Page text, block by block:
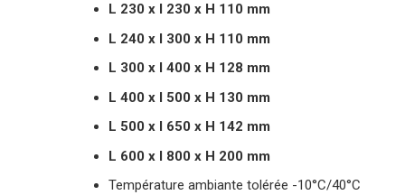
L 230 x l 230 x H 110 mm
L 240 x l 300 x H 110 mm
L 300 x l 400 x H 128 mm
L 400 x l 500 x H 130 mm
L 500 x l 650 x H 142 mm
L 600 x l 800 x H 200 mm
Température ambiante tolérée -10°C/40°C